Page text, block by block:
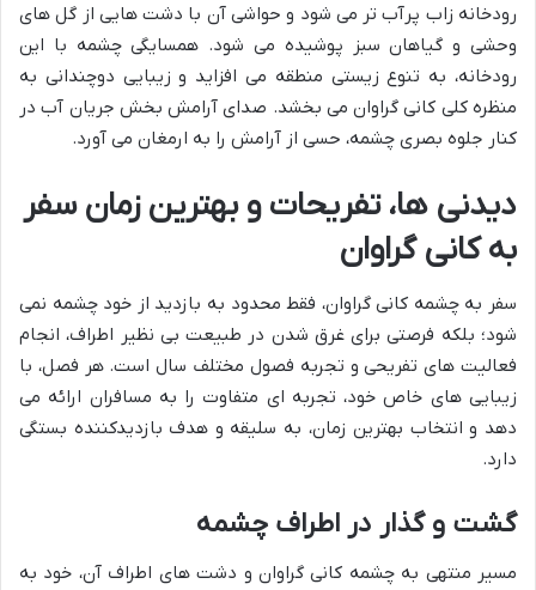
رودخانه زاب پرآب تر می شود و حواشی آن با دشت هایی از گل های
وحشی و گیاهان سبز پوشیده می شود. همسایگی چشمه با این
رودخانه، به تنوع زیستی منطقه می افزاید و زیبایی دوچندانی به
منظره کلی کانی گراوان می بخشد. صدای آرامش بخش جریان آب در
کنار جلوه بصری چشمه، حسی از آرامش را به ارمغان می آورد.
دیدنی ها، تفریحات و بهترین زمان سفر
به کانی گراوان
سفر به چشمه کانی گراوان، فقط محدود به بازدید از خود چشمه نمی
شود؛ بلکه فرصتی برای غرق شدن در طبیعت بی نظیر اطراف، انجام
فعالیت های تفریحی و تجربه فصول مختلف سال است. هر فصل، با
زیبایی های خاص خود، تجربه ای متفاوت را به مسافران ارائه می
دهد و انتخاب بهترین زمان، به سلیقه و هدف بازدیدکننده بستگی
دارد.
گشت و گذار در اطراف چشمه
مسیر منتهی به چشمه کانی گراوان و دشت های اطراف آن، خود به